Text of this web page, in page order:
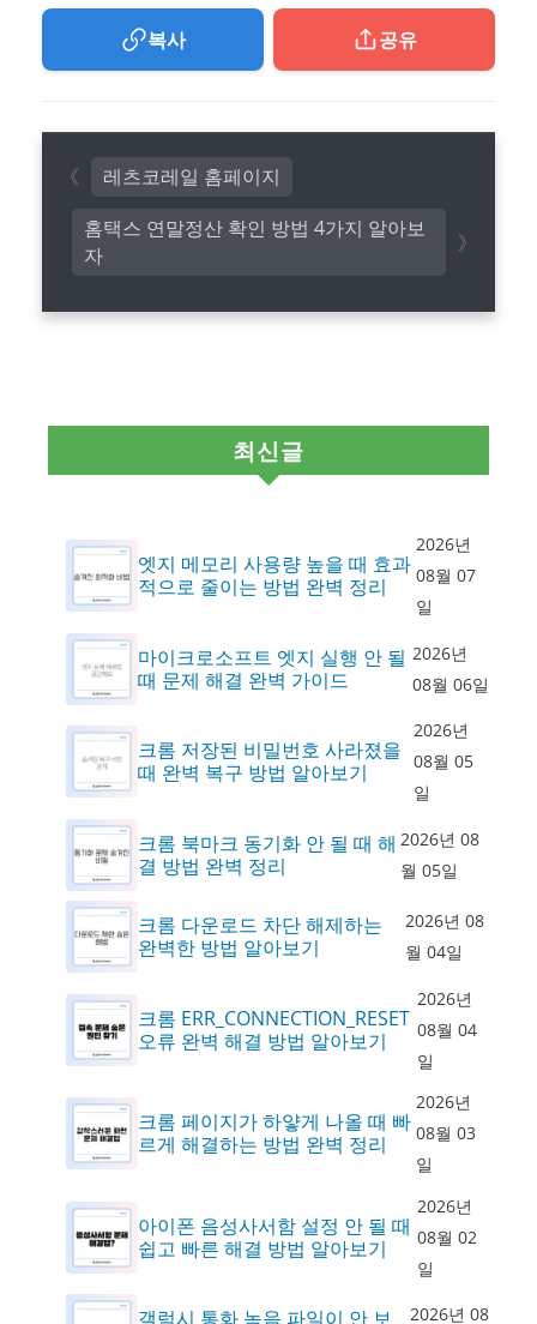
복사 공유
홈택스 연말정산 확인 방법 4가지 알아보
자
레츠코레일 홈페이지
최신글
엣지 메모리 사용량 높을 때 효과
적으로 줄이는 방법 완벽 정리
2026년
08월 07
일
마이크로소프트 엣지 실행 안 될
때 문제 해결 완벽 가이드
2026년
08월 06일
크롬 저장된 비밀번호 사라졌을
때 완벽 복구 방법 알아보기
2026년
08월 05
일
크롬 북마크 동기화 안 될 때 해
결 방법 완벽 정리
2026년 08
월 05일
크롬 다운로드 차단 해제하는
완벽한 방법 알아보기
2026년 08
월 04일
크롬 ERR_CONNECTION_RESET
오류 완벽 해결 방법 알아보기
2026년
08월 04
일
크롬 페이지가 하얗게 나올 때 빠
르게 해결하는 방법 완벽 정리
2026년
08월 03
일
아이폰 음성사서함 설정 안 될 때
쉽고 빠른 해결 방법 알아보기
2026년
08월 02
일
갤럭시 통화 녹음 파일이 안 보 2026년 08